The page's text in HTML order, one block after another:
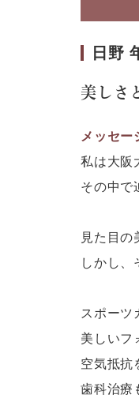
日野
美しさ
メッセー
私は大阪
その中で
見た目の
しかし、
スポーツ
美しいフ
空気抵抗
歯科治療